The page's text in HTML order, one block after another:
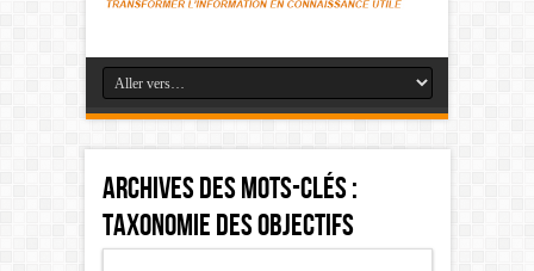
Archives des mots-clés :
taxonomie des objectifs